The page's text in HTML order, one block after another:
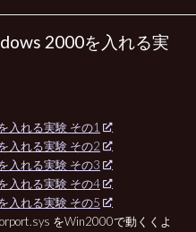
2000を入れる実
入れる実験 その1
入れる実験 その2
入れる実験 その3
入れる実験 その4
入れる実験 その5
をWin2000で動くくよ